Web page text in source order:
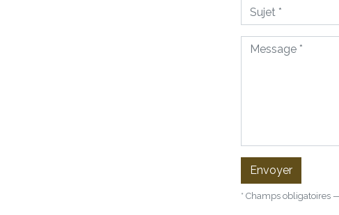
Sujet
Message
Envoyer
* Champs obligatoires